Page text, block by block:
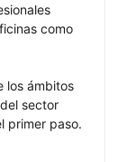
como
los ámbitos
sector
primer paso.